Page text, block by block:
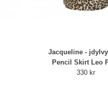
Jacqueline -
Pencil Skirt Leo
330 kr